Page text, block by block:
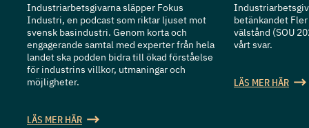
Industriarbetsgivarna släpper Fokus
Industri, en podcast som riktar ljuset mot
svensk basindustri. Genom korta och
engagerande samtal med experter från hela
landet ska podden bidra till ökad förståelse
för industrins villkor, utmaningar och
möjligheter.
LÄS MER HÄR
betänkandet
välstånd (SOU
vårt svar.
LÄS MER HÄR